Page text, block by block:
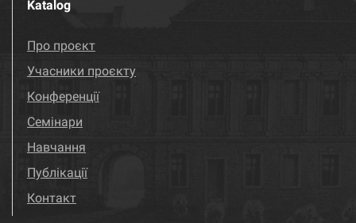
Katalog
Про проєкт
Учасники проєкту
Конференції
Семінари
Навчання
Публікації
Контакт